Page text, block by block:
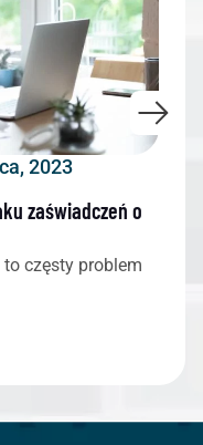
2023
zaświadczeń o
częsty problem